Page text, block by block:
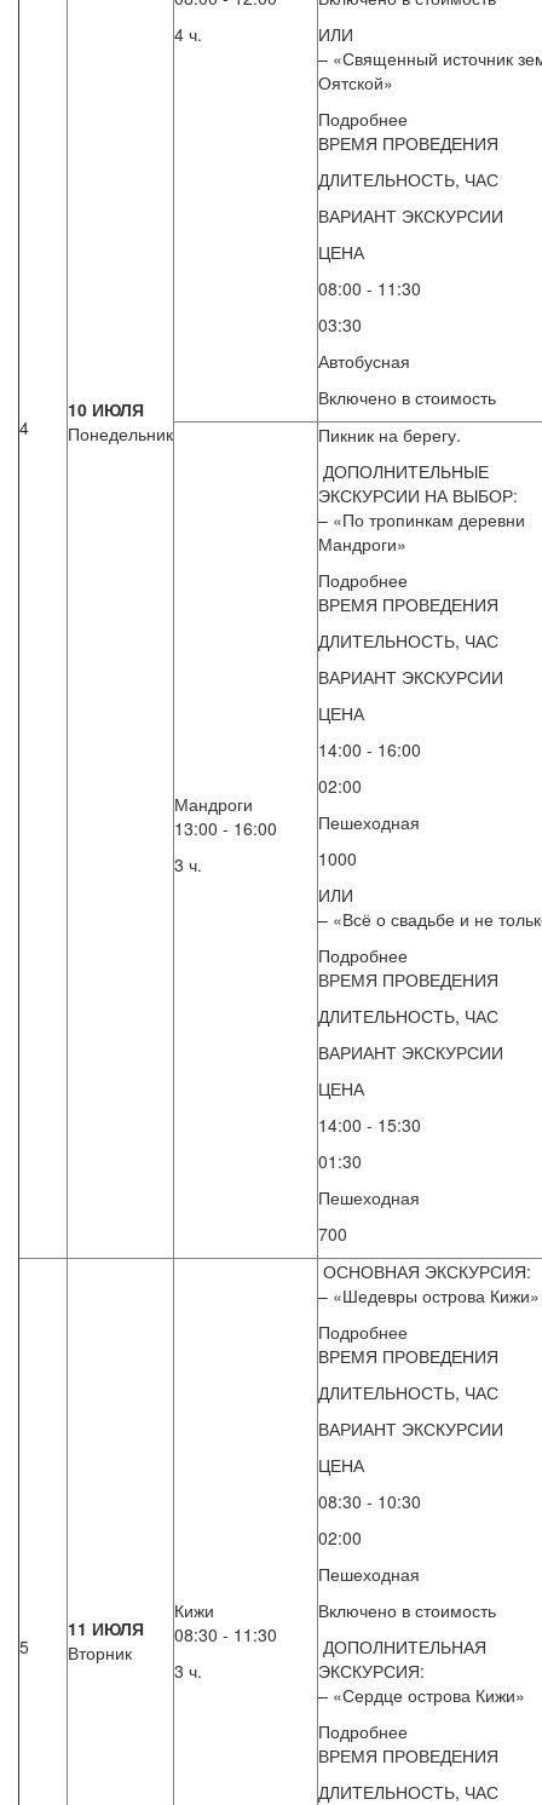
4
10 ИЮЛЯ
Понедельник
4 ч.
ИЛИ
– «Священный источник
Оятской»
Подробнее
ВРЕМЯ ПРОВЕДЕНИЯ
ДЛИТЕЛЬНОСТЬ, ЧАС
ВАРИАНТ ЭКСКУРСИИ
ЦЕНА
08:00 - 11:30
03:30
Автобусная
Включено в стоимость
Мандроги
13:00 - 16:00
3 ч.
Пикник на берегу.
ДОПОЛНИТЕЛЬНЫЕ
ЭКСКУРСИИ НА ВЫБОР:
– «По тропинкам деревни
Мандроги»
Подробнее
ВРЕМЯ ПРОВЕДЕНИЯ
ДЛИТЕЛЬНОСТЬ, ЧАС
ВАРИАНТ ЭКСКУРСИИ
ЦЕНА
14:00 - 16:00
02:00
Пешеходная
1000
ИЛИ
– «Всё о свадьбе и не
Подробнее
ВРЕМЯ ПРОВЕДЕНИЯ
ДЛИТЕЛЬНОСТЬ, ЧАС
ВАРИАНТ ЭКСКУРСИИ
ЦЕНА
14:00 - 15:30
01:30
Пешеходная
700
5
11 ИЮЛЯ
Вторник
Кижи
08:30 - 11:30
3 ч.
ОСНОВНАЯ ЭКСКУРСИЯ:
– «Шедевры острова Кижи»
Подробнее
ВРЕМЯ ПРОВЕДЕНИЯ
ДЛИТЕЛЬНОСТЬ, ЧАС
ВАРИАНТ ЭКСКУРСИИ
ЦЕНА
08:30 - 10:30
02:00
Пешеходная
Включено в стоимость
ДОПОЛНИТЕЛЬНАЯ
ЭКСКУРСИЯ:
– «Сердце острова Кижи»
Подробнее
ВРЕМЯ ПРОВЕДЕНИЯ
ДЛИТЕЛЬНОСТЬ, ЧАС